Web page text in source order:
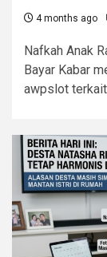
4 months ago
Nafkah Anak
Bayar Kabar
awpslot terkait